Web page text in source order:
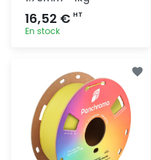
16,52 € HT
En stock
rapide